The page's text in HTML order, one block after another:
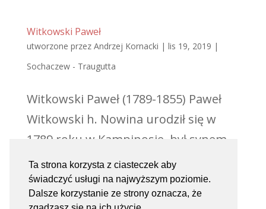
Ta strona korzysta z ciasteczek aby
świadczyć usługi na najwyższym poziomie.
Dalsze korzystanie ze strony oznacza, że
Witkowski Paweł
utworzone przez Andrzej Kornacki | lis 19, 2019 |
Sochaczew - Traugutta
Witkowski Paweł (1789-1855) Paweł
Witkowski h. Nowina urodził się w
1789 roku w Kampinosie, był synem
Kajetana i Franciszki z Zembrzyckich.
Lekarz – chirurg. Żonaty; 16 stycznia
1815 roku w Błoniu wziął ślub z